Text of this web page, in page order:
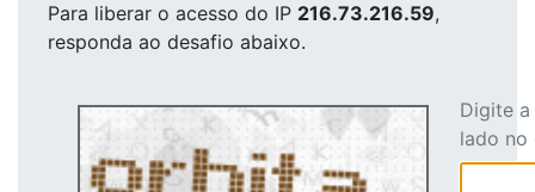
Para liberar o acesso do IP 216.73.216.59,
responda ao desafio abaixo.
Digite
lado no